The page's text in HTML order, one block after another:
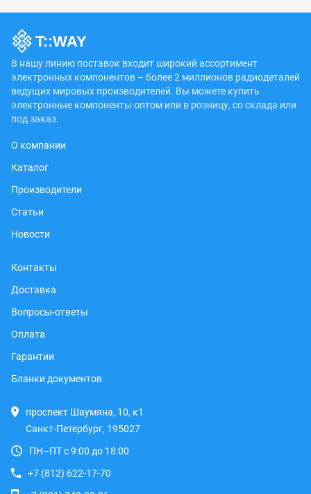
В нашу линию поставок входит широкий ассортимент
электронных компонентов – более 2 миллионов радиодеталей
ведущих мировых производителей. Вы можете купить
электронные компоненты оптом или в розницу, со склада или
под заказ.
О компании
Каталог
Производители
Статьи
Новости
Контакты
Доставка
Вопросы-ответы
Оплата
Гарантии
Бланки документов
проспект Шаумяна, 10, к1
Санкт-Петербург, 195027
ПН–ПТ с 9:00 до 18:00
+7 (812) 622-17-70